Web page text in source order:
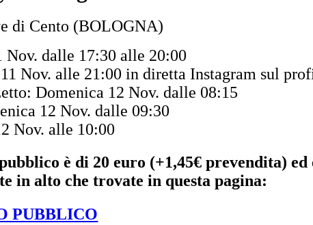
di Cento (BOLOGNA)
Nov. dalle 17:30 alle 20:00
Nov. alle 21:00 in diretta Instagram sul
Domenica 12 Nov. dalle 08:15
12 Nov. dalle 09:30
Nov. alle 10:00
è di 20 euro (+1,45€ prevendita)
in alto che trovate in questa pagina:
PUBBLICO